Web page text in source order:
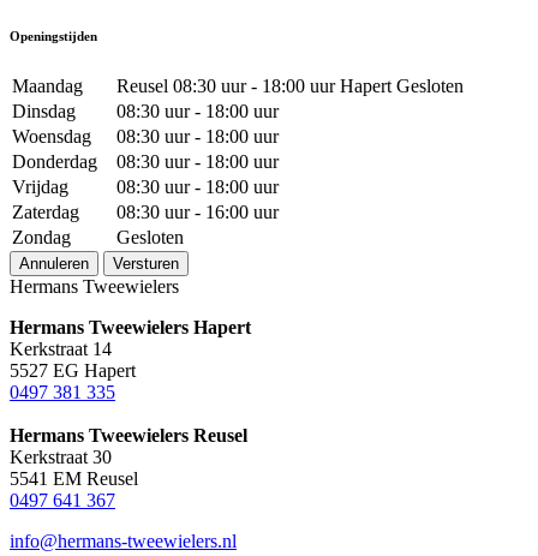
Openingstijden
Maandag
Reusel 08:30 uur - 18:00 uur Hapert Gesloten
Dinsdag
08:30 uur - 18:00 uur
Woensdag
08:30 uur - 18:00 uur
Donderdag
08:30 uur - 18:00 uur
Vrijdag
08:30 uur - 18:00 uur
Zaterdag
08:30 uur - 16:00 uur
Zondag
Gesloten
Annuleren Versturen
Hermans Tweewielers
Hermans Tweewielers Hapert
Kerkstraat 14
5527 EG Hapert
0497 381 335
Hermans Tweewielers Reusel
Kerkstraat 30
5541 EM Reusel
0497 641 367
info@hermans-tweewielers.nl